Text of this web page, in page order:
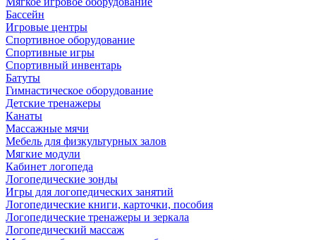
Бассейн
Игровые центры
Спортивное оборудование
Спортивные игры
Спортивный инвентарь
Батуты
Гимнастическое оборудование
Детские тренажеры
Канаты
Массажные мячи
Мебель для физкультурных залов
Мягкие модули
Кабинет логопеда
Логопедические зонды
Игры для логопедических занятий
Логопедические книги, карточки, пособия
Логопедические тренажеры и зеркала
Логопедический массаж